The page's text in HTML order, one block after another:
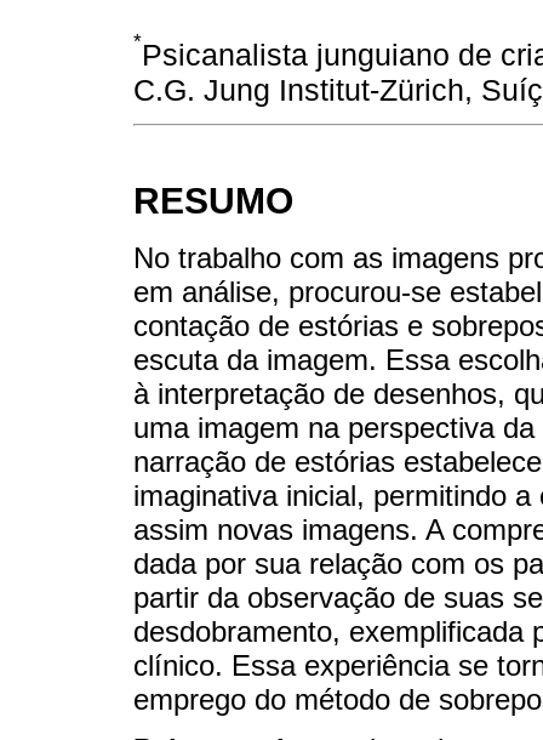
*Psicanalista junguiano de
C.G. Jung Institut-Zürich,
RESUMO
No trabalho com as imagens
em análise, procurou-se
contação de estórias e
escuta da imagem. Essa
à interpretação de desenhos,
uma imagem na perspectiva
narração de estórias
imaginativa inicial, permitindo
assim novas imagens. A
dada por sua relação com os
partir da observação de suas
desdobramento, exemplificada
clínico. Essa experiência se
emprego do método de